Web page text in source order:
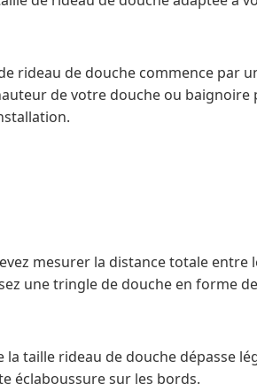
rideau de douche commence par
de votre douche ou
mesurer la distance totale entre
une tringle de douche en forme
la taille rideau de douche dépasse
éclaboussure sur les bords.